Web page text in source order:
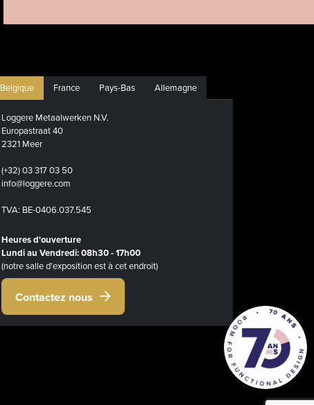
Belgique France Pays-Bas Allemagne
Loggere Metaalwerken N.V.
Europastraat 40
2321 Meer
(+32) 03 317 03 50
info@loggere.com
TVA: BE-0406.037.545
Heures d'ouverture
Lundi au Vendredi: 08h30 - 17h00
(notre salle d'exposition est à cet endroit)
Contactez nous